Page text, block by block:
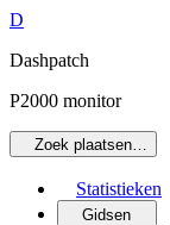
D
Dashpatch
P2000 monitor
Zoek plaatsen…
Statistieken
Gidsen